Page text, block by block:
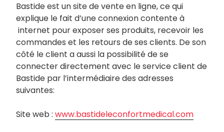
Bastide est un site de vente en ligne, ce qui
explique le fait d’une connexion contente à
internet pour exposer ses produits, recevoir les
commandes et les retours de ses clients. De son
côté le client a aussi la possibilité de se
connecter directement avec le service client de
Bastide par l’intermédiaire des adresses
suivantes:
Site web : www.bastideleconfortmedical.com